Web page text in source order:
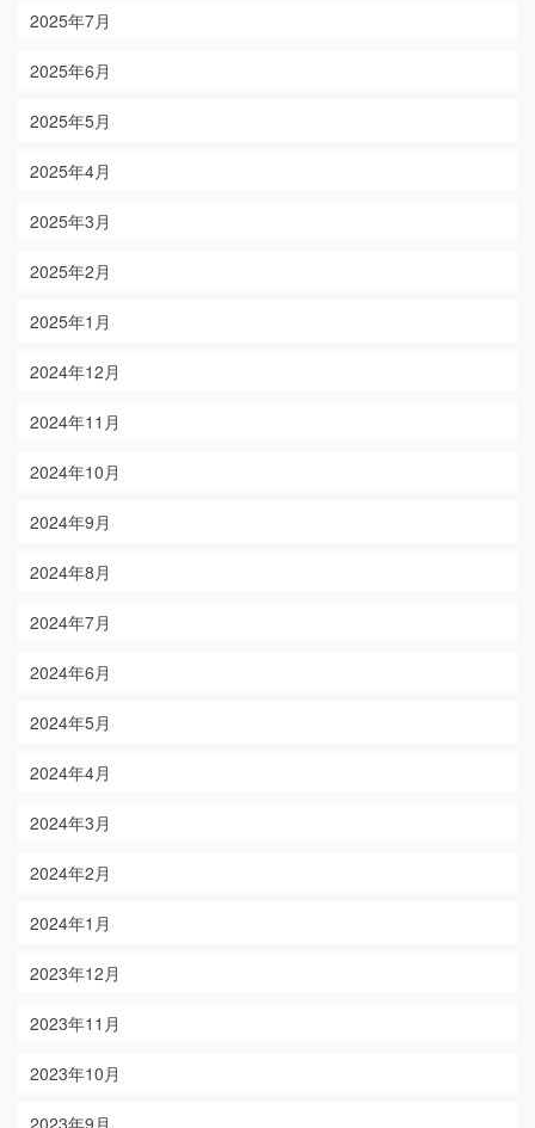
2025年7月
2025年6月
2025年5月
2025年4月
2025年3月
2025年2月
2025年1月
2024年12月
2024年11月
2024年10月
2024年9月
2024年8月
2024年7月
2024年6月
2024年5月
2024年4月
2024年3月
2024年2月
2024年1月
2023年12月
2023年11月
2023年10月
2023年9月